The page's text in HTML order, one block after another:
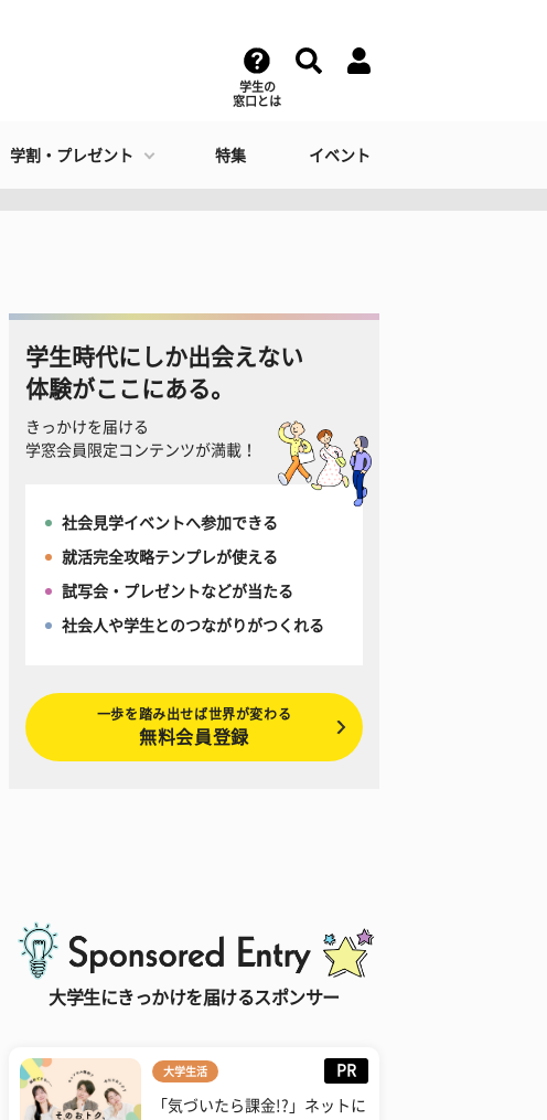
学生の
窓口とは
学割・プレゼント 特集 イベント
学生時代にしか出会えない
体験がここにある。
きっかけを届ける
学窓会員限定コンテンツが満載！
社会見学イベントへ参加できる
就活完全攻略テンプレが使える
試写会・プレゼントなどが当たる
社会人や学生とのつながりがつくれる
一歩を踏み出せば世界が変わる
無料会員登録
大学生にきっかけを届けるスポンサー
大学生活 PR
「気づいたら課金!?」ネットに